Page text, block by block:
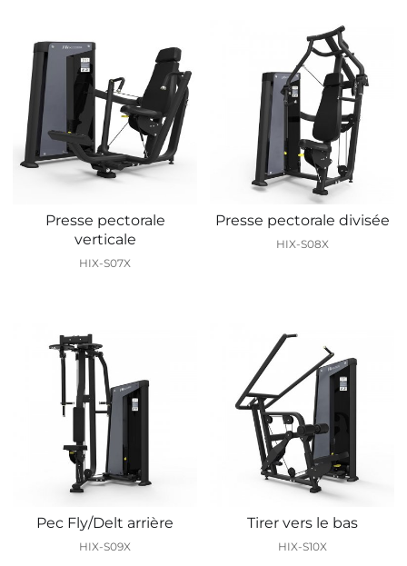
Presse pectorale
verticale
HIX-S07X
Presse pectorale divisée
HIX-S08X
Pec Fly/Delt arrière
HIX-S09X
Tirer vers le bas
HIX-S10X